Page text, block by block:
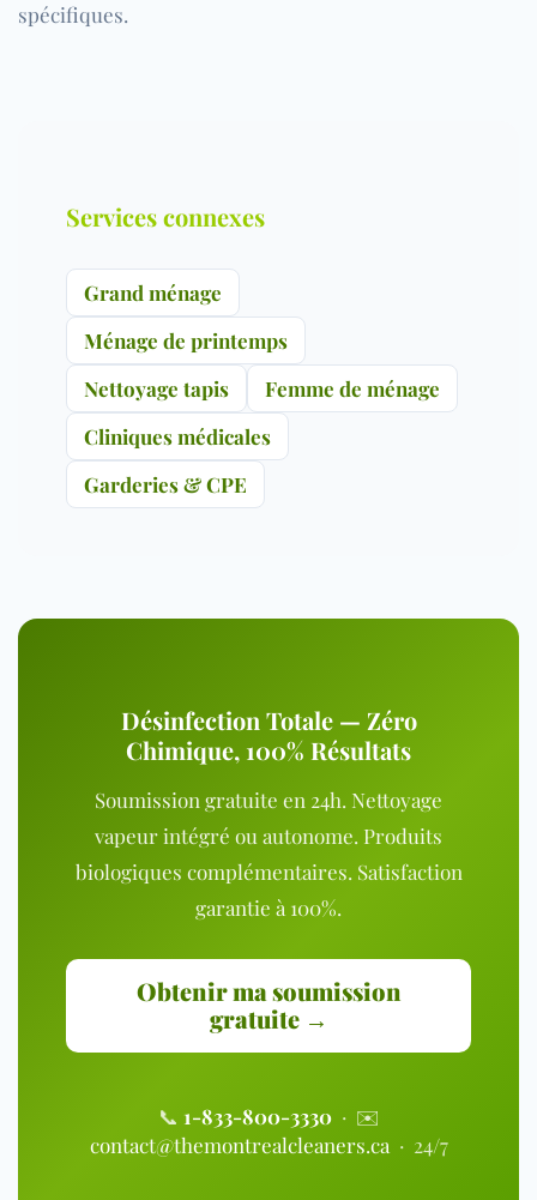
spécifiques.
Services connexes
Grand ménage
Ménage de printemps
Nettoyage tapis
Femme de ménage
Cliniques médicales
Garderies & CPE
Désinfection Totale — Zéro
Chimique, 100% Résultats
Soumission gratuite en 24h. Nettoyage
vapeur intégré ou autonome. Produits
biologiques complémentaires. Satisfaction
garantie à 100%.
Obtenir ma soumission
gratuite →
📞 1-833-800-3330· ✉️
contact@themontrealcleaners.ca · 24/7